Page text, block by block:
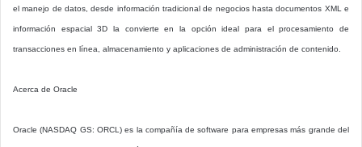
el manejo de datos, desde información tradicional de negocios hasta documentos XML e
información espacial 3D la convierte en la opción ideal para el procesamiento de
transacciones en línea, almacenamiento y aplicaciones de administración de contenido.
Acerca de Oracle
Oracle (NASDAQ GS: ORCL) es la compañía de software para empresas más grande del